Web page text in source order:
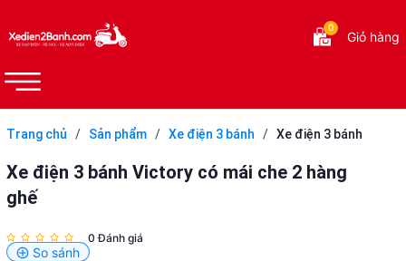
0
Giỏ hàng
Trang chủ / Sản phẩm / Xe điện 3 bánh / Xe điện 3 bánh
Xe điện 3 bánh Victory có mái che 2 hàng
ghế
0 Đánh giá
So sánh